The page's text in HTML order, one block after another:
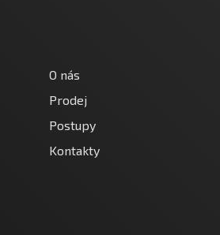
O nás
Prodej
Postupy
Kontakty